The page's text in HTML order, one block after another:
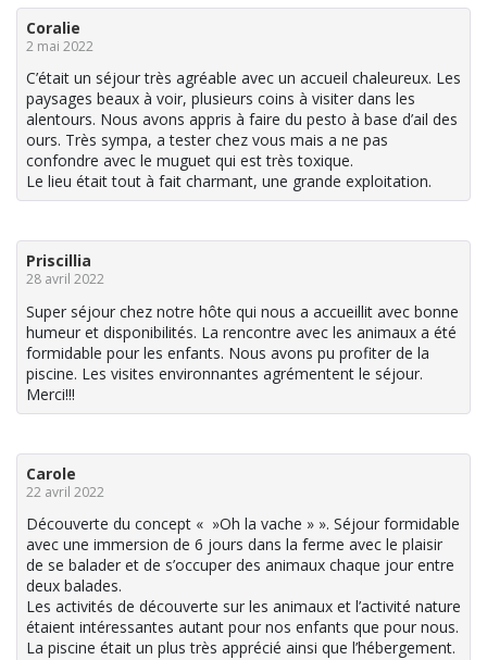
Coralie
2 mai 2022
C’était un séjour très agréable avec un accueil chaleureux. Les
paysages beaux à voir, plusieurs coins à visiter dans les
alentours. Nous avons appris à faire du pesto à base d’ail des
ours. Très sympa, a tester chez vous mais a ne pas
confondre avec le muguet qui est très toxique.
Le lieu était tout à fait charmant, une grande exploitation.
Priscillia
28 avril 2022
Super séjour chez notre hôte qui nous a accueillit avec bonne
humeur et disponibilités. La rencontre avec les animaux a été
formidable pour les enfants. Nous avons pu profiter de la
piscine. Les visites environnantes agrémentent le séjour.
Merci!!!
Carole
22 avril 2022
Découverte du concept « »Oh la vache » ». Séjour formidable
avec une immersion de 6 jours dans la ferme avec le plaisir
de se balader et de s’occuper des animaux chaque jour entre
deux balades.
Les activités de découverte sur les animaux et l’activité nature
étaient intéressantes autant pour nos enfants que pour nous.
La piscine était un plus très apprécié ainsi que l’hébergement.